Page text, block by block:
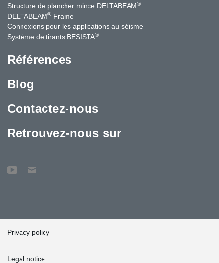
Structure de plancher mince DELTABEAM®
DELTABEAM® Frame
Connexions pour les applications au séisme
Système de tirants BESISTA®
Références
Blog
Contactez-nous
Retrouvez-nous sur
Privacy policy
Legal notice